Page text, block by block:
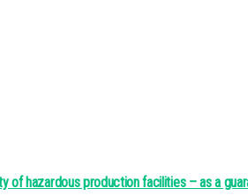
of hazardous production facilities – as a